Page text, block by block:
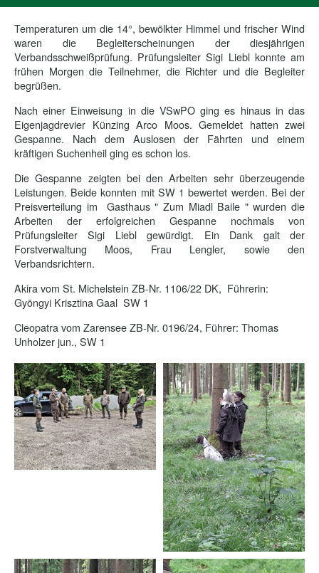
Temperaturen um die 14°, bewölkter Himmel und frischer Wind
waren die Begleiterscheinungen der diesjährigen
Verbandsschweißprüfung. Prüfungsleiter Sigi Liebl konnte am
frühen Morgen die Teilnehmer, die Richter und die Begleiter
begrüßen.
Nach einer Einweisung in die VSwPO ging es hinaus in das
Eigenjagdrevier Künzing Arco Moos. Gemeldet hatten zwei
Gespanne. Nach dem Auslosen der Fährten und einem
kräftigen Suchenheil ging es schon los.
Die Gespanne zeigten bei den Arbeiten sehr überzeugende
Leistungen. Beide konnten mit SW 1 bewertet werden. Bei der
Preisverteilung im Gasthaus " Zum Miadl Baile " wurden die
Arbeiten der erfolgreichen Gespanne nochmals von
Prüfungsleiter Sigi Liebl gewürdigt. Ein Dank galt der
Forstverwaltung Moos, Frau Lengler, sowie den
Verbandsrichtern.
Akira vom St. Michelstein ZB-Nr. 1106/22 DK, Führerin:
Gyöngyi Krisztina Gaal SW 1
Cleopatra vom Zarensee ZB-Nr. 0196/24, Führer: Thomas
Unholzer jun., SW 1